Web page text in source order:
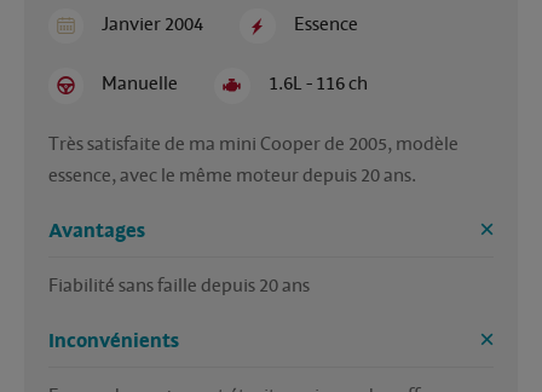
Janvier 2004 Essence
Manuelle 1.6L - 116 ch
Très satisfaite de ma mini Cooper de 2005, modèle
essence, avec le même moteur depuis 20 ans.
Avantages
Fiabilité sans faille depuis 20 ans
Inconvénients